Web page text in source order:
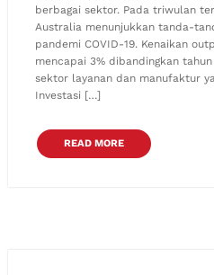
berbagai sektor. Pada triwulan
Australia menunjukkan tanda-
pandemi COVID-19. Kenaikan
mencapai 3% dibandingkan
sektor layanan dan manufaktur
Investasi […]
READ MORE